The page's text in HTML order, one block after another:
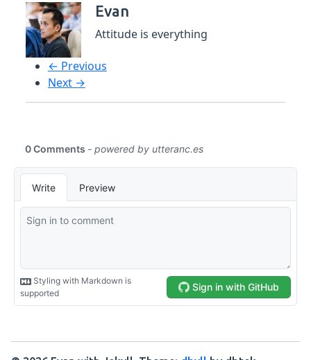
Evan
Attitude is everything
← Previous
Next →